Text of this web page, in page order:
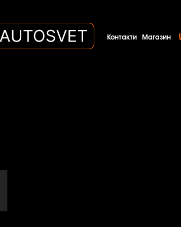
Контакти Магазин